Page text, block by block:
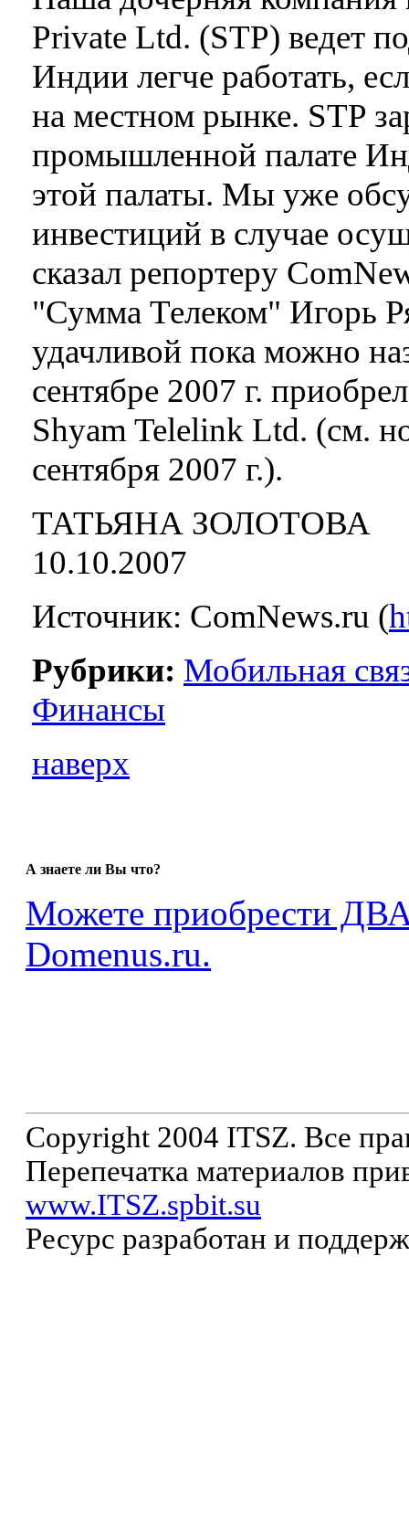
Private Ltd. (STP) ведет
Индии легче работать,
на местном рынке. STP
промышленной палате
этой палаты. Мы уже
инвестиций в случае
сказал репортеру
"Сумма Телеком" Игорь
удачливой пока можно
сентябре 2007 г.
Shyam Telelink Ltd. (см.
сентября 2007 г.).
ТАТЬЯНА ЗОЛОТОВА
10.10.2007
Источник: ComNews.ru (
Рубрики: Мобильная
Финансы
наверх
А знаете ли Вы что?
Можете приобрести
Domenus.ru.
Copyright 2004 ITSZ. Все
Перепечатка материалов
www.ITSZ.spbit.su
Ресурс разработан и